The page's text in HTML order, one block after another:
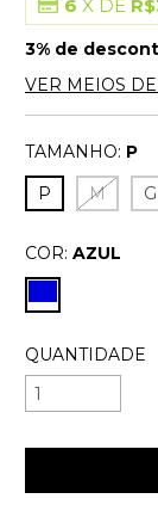
6 X DE
3% de
VER MEIOS
TAMANHO: P
P
M G
COR: AZUL
QUANTIDADE